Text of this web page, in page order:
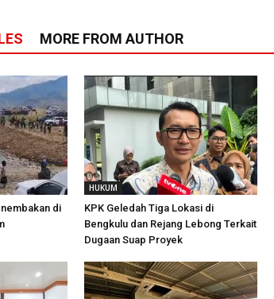
MORE FROM AUTHOR
di
HUKUM
KPK Geledah Tiga Lokasi di
Bengkulu dan Rejang Lebong Terkait
Dugaan Suap Proyek